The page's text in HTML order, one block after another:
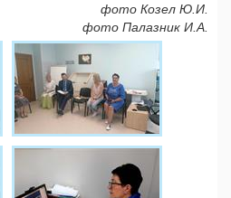
фото Козел Ю.И.
фото Палазник И.А.